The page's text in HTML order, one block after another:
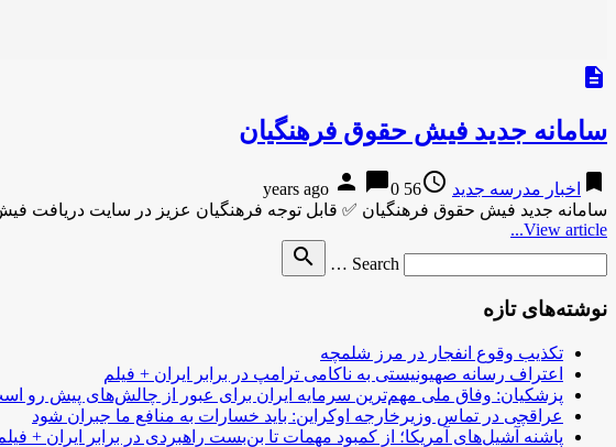
description
سامانه جدید فیش حقوق فرهنگیان
bookmark اخبار مدرسه جدید access_time
56 years ago
person chat_bubble0
سامانه جدید فیش حقوق فرهنگیان ✅ قابل توجه فرهنگیان عزیز در سایت دریافت
View article...
Search …
search
نوشته‌های تازه
تکذیب وقوع انفجار در مرز شلمچه
اعتراف رسانه صهیونیستی به ناکامی ترامپ در برابر ایران + فیلم
پزشکیان: وفاق ملی مهم‌ترین سرمایه ایران برای عبور از چالش‌های پیش رو
عراقچی در تماس وزیرخارجه اوکراین: باید خسارات به منافع ما جبران شود
پاشنه آشیل‌های آمریکا؛ از کمبود مهمات تا بن‌بست راهبردی در برابر ایران +